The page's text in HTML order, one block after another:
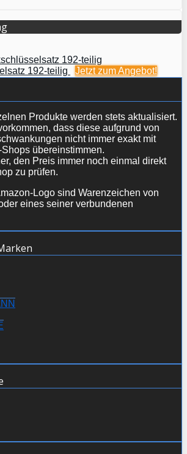
192-teilig Jetzt zumAngebot!
Produkte werden stets aktualisiert.
dass diese aufgrund von
nicht immer exakt mit
übereinstimmen.
den Preis immer noch einmal direkt
zu prüfen.
Logo sind Warenzeichen von
eines seiner verbundenen